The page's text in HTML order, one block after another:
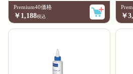
Premium40価格
￥1,188 ￥